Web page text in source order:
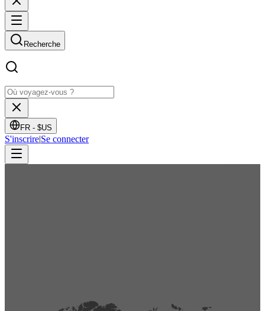
Recherche
FR - $US
S'inscrire|Se connecter